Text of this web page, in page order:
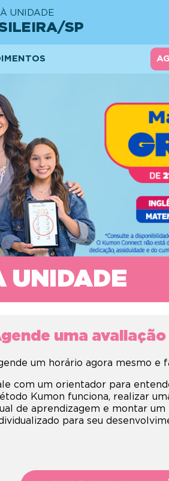
UNIDADE
SP
UNIDADE
uma
um horário agora mesmo e
com um orientador para
Kumon funciona, realizar
de aprendizagem e montar um
para seu